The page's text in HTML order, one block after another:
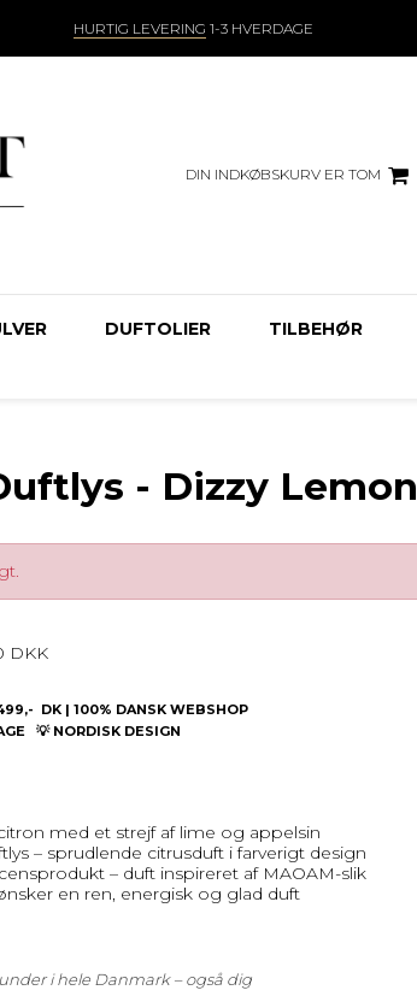
HURTIG LEVERING 1-3 HVERDAGE
DIN INDKØBSKURV ER TOM
DUFTOLIER
TILBEHØR
- Dizzy Lemon
DKK
DK | 100% DANSK WEBSHOP
💡 NORDISK DESIGN
med et strejf af lime og appelsin
– sprudlende citrusduft i farverigt design
– duft inspireret af MAOAM-slik
en ren, energisk og glad duft
i hele Danmark – også dig